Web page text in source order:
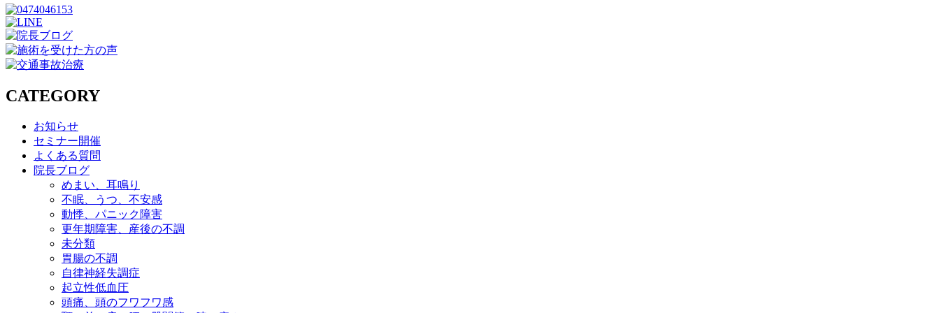
CATEGORY
お知らせ
セミナー開催
よくある質問
院長ブログ
めまい、耳鳴り
不眠、うつ、不安感
動悸、パニック障害
更年期障害、産後の不調
未分類
胃腸の不調
自律神経失調症
起立性低血圧
頭痛、頭のフワフワ感